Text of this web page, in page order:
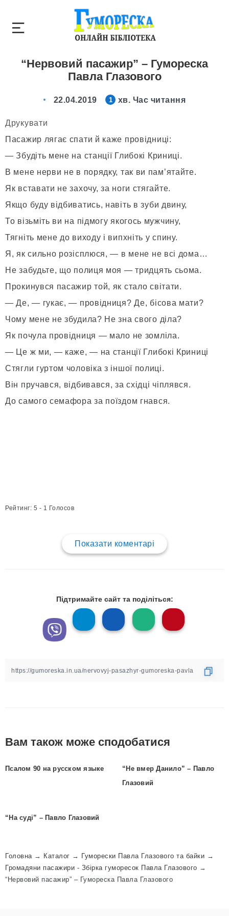
“Нервовий пасажир” – Гумореска
Павла Глазового
22.04.2019 1 хв. Час читання
Друкувати
Пасажир лягає спати й каже провідниці:
— Збудіть мене на станції Глибокі Криниці.
В мене нерви не в порядку, так ви пам’ятайте.
Як вставати не захочу, за ноги стягайте.
Якщо буду відбиватись, навіть в зуби двину,
То візьміть ви на підмогу якогось мужчину,
Тягніть мене до виходу і випхніть у спину.
Я, як сильно розісплюся, — в мене не всі дома…
Не забудьте, що полиця моя — тридцять сьома.
Прокинувся пасажир той, як стало світати.
— Де, — гукає, — провідниця? Де, бісова мати?
Чому мене не збудила? Не зна свого діла?
Як почула провідниця — мало не зомліла.
— Це ж ми, — каже, — на станції Глибокі Криниці
Стягли гуртом чоловіка з іншої полиці.
Він пручався, відбивався, за східці чіплявся.
До самого семафора за поїздом гнався.
Рейтинг: 5 - 1 Голосов
Показати коментарі
Підтримайте сайт та поділіться:
Вам також може сподобатися
Псалом 90 на русском языке
“Не вмер Данило” – Павло
Глазовий
“На суді” – Павло Глазовий
Головна→ Каталог → Гуморески Павла Глазового та байки →
Громадяни пасажири - Збірка гуморесок Павла Глазового →
“Нервовий пасажир” – Гумореска Павла Глазового